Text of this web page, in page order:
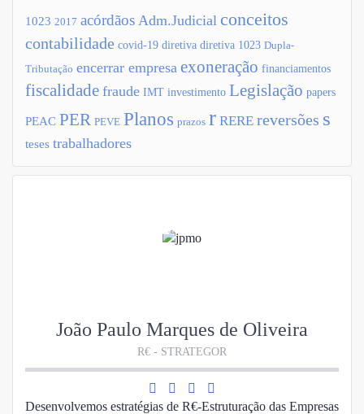
1023 2017 acórdãos Adm.Judicial conceitos
contabilidade covid-19 diretiva diretiva 1023 Dupla-
Tributação encerrar empresa exoneração financiamentos
fiscalidade fraude IMT investimento Legislação papers
PEAC PER PEVE Planos prazos r RERE reversões s
teses trabalhadores
João Paulo Marques de Oliveira
R€ - STRATEGOR
Desenvolvemos estratégias de R€-Estruturação das Empresas